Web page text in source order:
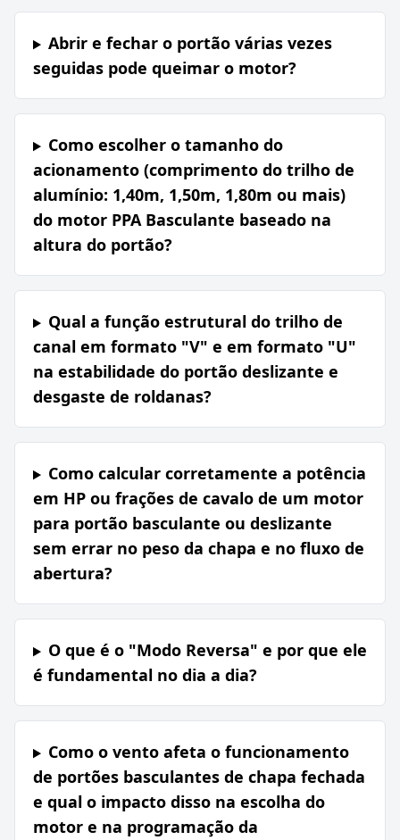
Abrir e fechar o portão várias vezes
seguidas pode queimar o motor?
Como escolher o tamanho do
acionamento (comprimento do trilho de
alumínio: 1,40m, 1,50m, 1,80m ou mais)
do motor PPA Basculante baseado na
altura do portão?
Qual a função estrutural do trilho de
canal em formato "V" e em formato "U"
na estabilidade do portão deslizante e
desgaste de roldanas?
Como calcular corretamente a potência
em HP ou frações de cavalo de um motor
para portão basculante ou deslizante
sem errar no peso da chapa e no fluxo de
abertura?
O que é o "Modo Reversa" e por que ele
é fundamental no dia a dia?
Como o vento afeta o funcionamento
de portões basculantes de chapa fechada
e qual o impacto disso na escolha do
motor e na programação da